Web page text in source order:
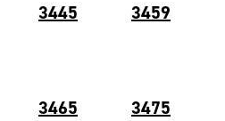
3445 3459
3465 3475